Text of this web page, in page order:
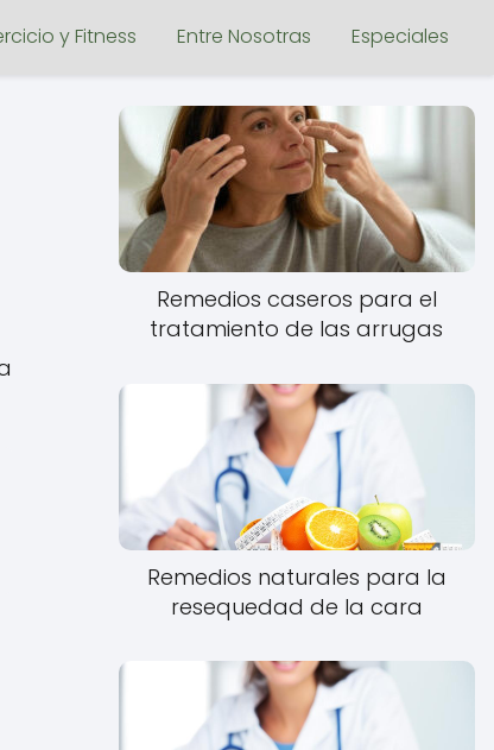
y Fitness Entre Nosotras Especiales
Remedios caseros para el
tratamiento de las arrugas
Remedios naturales para la
resequedad de la cara